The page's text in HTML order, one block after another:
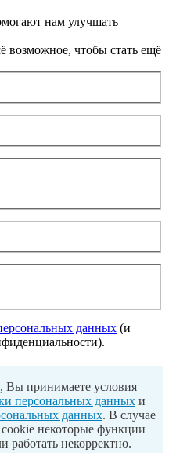
нам улучшать
возможное, чтобы стать ещё
данных (и
Вы принимаете условия
персональных данных и
данных. В случае
cookie некоторые функции
работать некорректно.